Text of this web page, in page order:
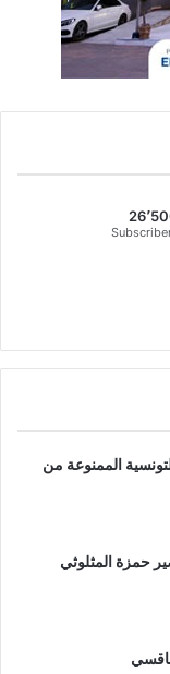
الممنوعة من
حمزة المثلوثي